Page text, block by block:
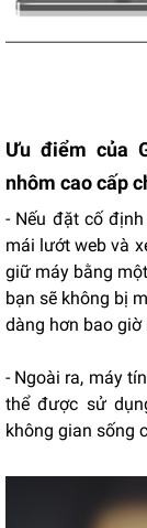
Ưu điểm của
nhôm cao cấp
- Nếu đặt cố
mái lướt web và
giữ máy bằng
bạn sẽ không bị
dàng hơn bao giờ
- Ngoài ra, máy
thể được sử
không gian sống